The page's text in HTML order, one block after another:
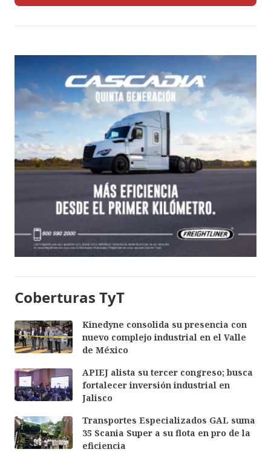
Coberturas TyT
Kinedyne consolida su presencia con
nuevo complejo industrial en el Valle
de México
APIEJ alista su tercer congreso; busca
fortalecer inversión industrial en
Jalisco
Transportes Especializados GAL suma
35 Scania Super a su flota en pro de la
eficiencia